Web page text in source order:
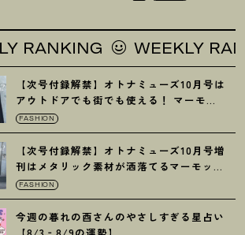
WEEKLY
【次号付録解禁】オトナミューズ10月号は
アウトドアでも街でも使える ！ マーモッ
トの黒ショルダー
FASHION
【次号付録解禁】オトナミューズ10月号増
刊はメタリック素材が洒落てるマーモット
の保冷バッグ
FASHION
今週の暮れの酉さんのやさしすぎる星占い